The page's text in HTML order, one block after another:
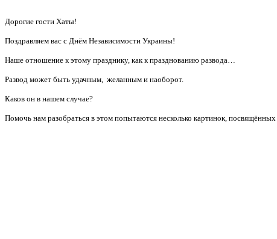
Дорогие гости Хаты!
Поздравляем вас с Днём Независимости Украины!
Наше отношение к этому празднику, как к празднованию развода…
Развод может быть удачным, желанным и наоборот.
Каков он в нашем случае?
Помочь нам разобраться в этом попытаются несколько картинок, посвящённых